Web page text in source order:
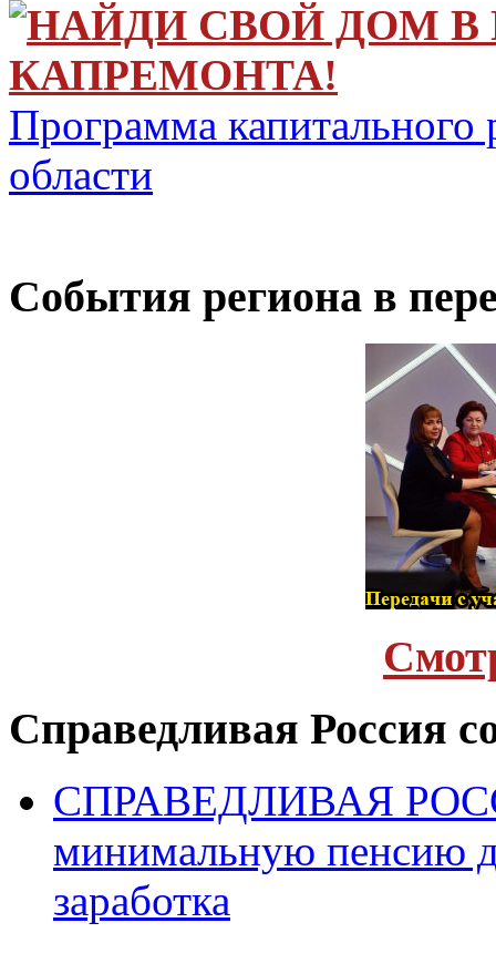
НАЙДИ СВОЙ ДОМ В
КАПРЕМОНТА!
Программа
области
Cобытия региона в
Справедливая Россия
СПРАВЕДЛИВАЯ
минимальную пенсию
заработка